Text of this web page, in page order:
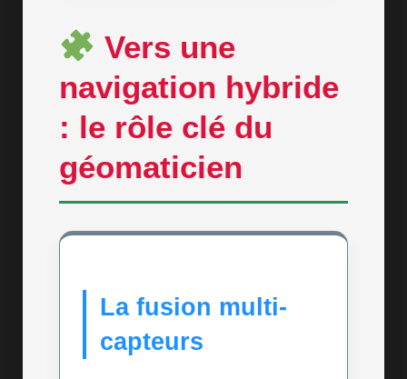
Vers une
navigation hybride
: le rôle clé du
géomaticien
La fusion multi-
capteurs